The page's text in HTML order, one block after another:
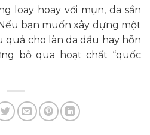
loay hoay với mụn, da sần
bạn muốn xây dựng một
cho làn da dầu hay hỗn
bỏ qua hoạt chất “quốc